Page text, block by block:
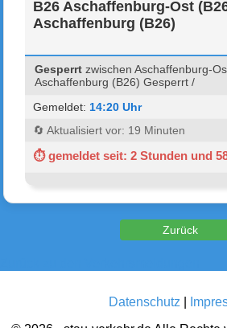
B26 Aschaffenburg-Ost
Aschaffenburg (B26)
Gesperrt zwischen Aschaffenburg-
Aschaffenburg (B26) Gesperrt /
Gemeldet: 14:20 Uhr
🔄 Aktualisiert vor: 19 Minuten
⏱ gemeldet seit: 2 Stunden und
Datenschutz